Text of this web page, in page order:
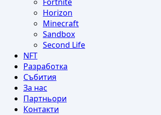
Horizon
Minecraft
Sandbox
Second Life
NFT
Разработка
Събития
За нас
Партньори
Контакти